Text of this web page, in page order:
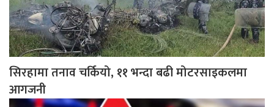
सिरहामा तनाव चर्कियो, ११ भन्दा बढी मोटरसाइकलमा
आगजनी